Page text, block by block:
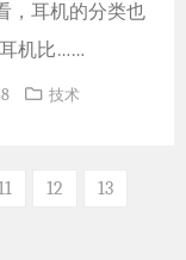
，耳机的分类也
耳机比……
技术
12
13